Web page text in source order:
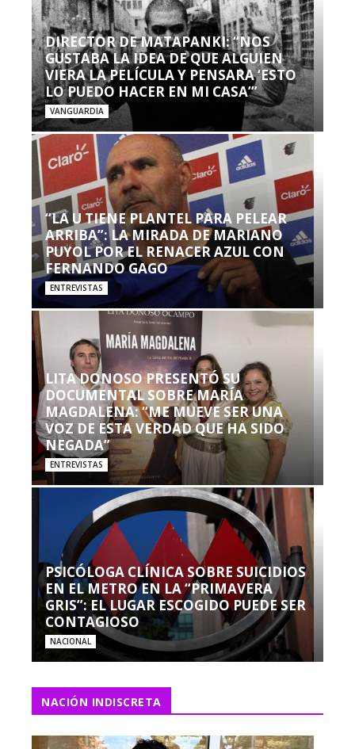
DIRECTOR DE MATAPANKI: “NOS
GUSTABA LA IDEA DE QUE ALGUIEN
VIERA LA PELÍCULA Y PENSARA ‘ESTO
LO PUEDO HACER EN MI CASA’”
VANGUARDIA
“LA U TIENE PLANTEL PARA PELEAR
ARRIBA”: LA MIRADA DE MARIANO
PUYOL POR EL RENACER AZUL CON
FERNANDO GAGO
ENTREVISTAS
LITA DONOSO PRESENTÓ SU
DOCUMENTAL SOBRE MARÍA
MAGDALENA: “ME MUEVE SER UNA
VOZ DE ESTA VERDAD QUE HA SIDO
NEGADA”
ENTREVISTAS
PSICÓLOGA CLÍNICA SOBRE SUICIDIOS
EN EL METRO EN LA “PRIMAVERA
GRIS”: EL LUGAR ESCOGIDO PUEDE SER
CONTAGIOSO
NACIONAL
NACIÓN INDISCRETA